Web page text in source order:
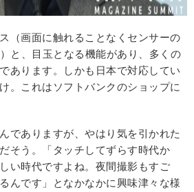
（画面に触れることなくセンサーの
と、目玉となる機能があり、多くの
あります。しかも日本で対応してい
。これはソフトバンクのショップに
でありますが、やはり気を引かれた
そう。「タッチしてずらす時代か
い時代ですよね。夜間撮影もすご
んです」となかなかに興味津々な様